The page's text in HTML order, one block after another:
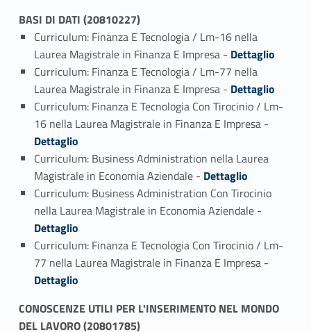
BASI DI DATI (20810227)
Curriculum: Finanza E Tecnologia / Lm-16 nella
Laurea Magistrale in Finanza E Impresa - Link identifier #identifier_person_122576-1
Dettaglio
Curriculum: Finanza E Tecnologia / Lm-77 nella
Laurea Magistrale in Finanza E Impresa - Link identifier #identifier_person_49197-2
Dettaglio
Curriculum: Finanza E Tecnologia Con Tirocinio / Lm-
16 nella Laurea Magistrale in Finanza E Impresa -
Dettaglio
Curriculum: Business Administration nella Laurea
Magistrale in Economia Aziendale - Link identifier #identifier_person_34938-4
Dettaglio
Curriculum: Business Administration Con Tirocinio
nella Laurea Magistrale in Economia Aziendale -
Dettaglio
Curriculum: Finanza E Tecnologia Con Tirocinio / Lm-
77 nella Laurea Magistrale in Finanza E Impresa -
Dettaglio
CONOSCENZE UTILI PER L'INSERIMENTO NEL MONDO
DEL LAVORO (20801785)